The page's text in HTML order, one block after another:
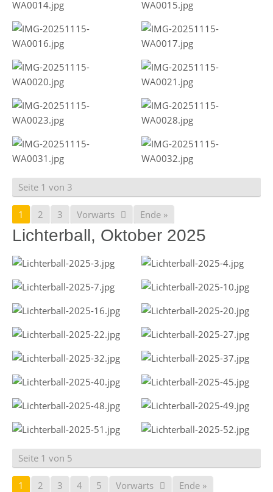
Seite 1 von 3
1 2 3 Vorwärts Ende »
Lichterball, Oktober 2025
Seite 1 von 5
1 2 3 4 5 Vorwärts Ende »